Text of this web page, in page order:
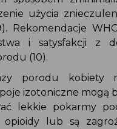
użycia
Rekomendacje
i satysfakcji z
(10).
porodu kobiety
izotoniczne mogą
lekkie pokarmy
opioidy lub są